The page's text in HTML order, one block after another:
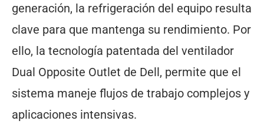
generación, la refrigeración del equipo resulta
clave para que mantenga su rendimiento. Por
ello, la tecnología patentada del ventilador
Dual Opposite Outlet de Dell, permite que el
sistema maneje flujos de trabajo complejos y
aplicaciones intensivas.